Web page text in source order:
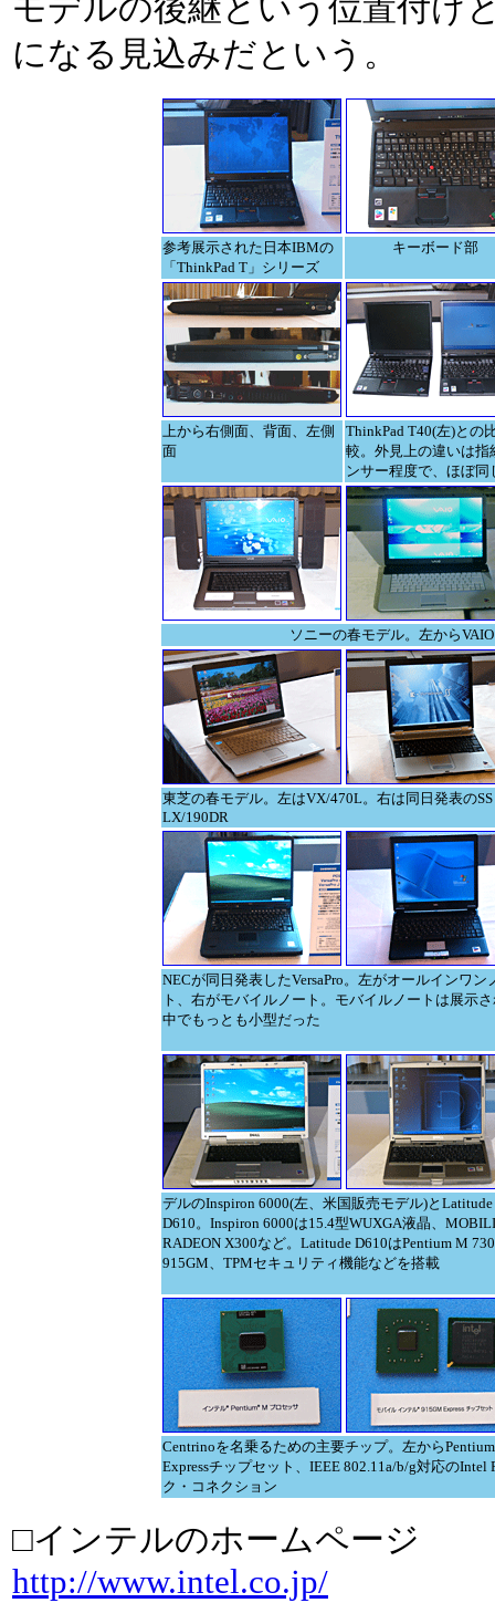
モデルの後継という位置付け
になる見込みだという。
参考展示された日本IBMの
「ThinkPad T」シリーズ
キーボード部
上から右側面、背面、左側
面
ThinkPad T40(左)との
較。外見上の違いは指
ンサー程度で、ほぼ同
ソニーの春モデル。左から
東芝の春モデル。左はVX/470L。右は同日発表のSS
LX/190DR
NECが同日発表したVersaPro。左がオールインワン
ト、右がモバイルノート。モバイルノートは展示
中でもっとも小型だった
デルのInspiron 6000(左、米国販売モデル)とLatitude
D610。Inspiron 6000は15.4型WUXGA液晶、
RADEON X300など。Latitude D610はPentium M
915GM、TPMセキュリティ機能などを搭載
Centrinoを名乗るための主要チップ。左から
Expressチップセット、IEEE 802.11a/b/g対応のIntel
ク・コネクション
□インテルのホームページ
http://www.intel.co.jp/